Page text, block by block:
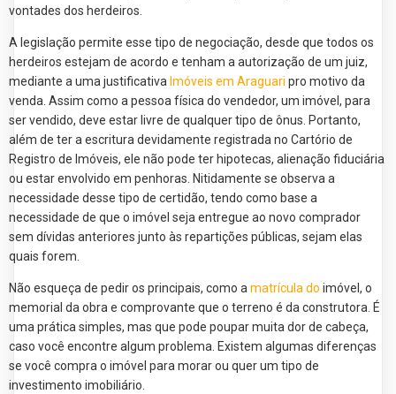
vontades dos herdeiros.
A legislação permite esse tipo de negociação, desde que todos os
herdeiros estejam de acordo e tenham a autorização de um juiz,
mediante a uma justificativa Imóveis em Araguari pro motivo da
venda. Assim como a pessoa física do vendedor, um imóvel, para
ser vendido, deve estar livre de qualquer tipo de ônus. Portanto,
além de ter a escritura devidamente registrada no Cartório de
Registro de Imóveis, ele não pode ter hipotecas, alienação fiduciária
ou estar envolvido em penhoras. Nitidamente se observa a
necessidade desse tipo de certidão, tendo como base a
necessidade de que o imóvel seja entregue ao novo comprador
sem dívidas anteriores junto às repartições públicas, sejam elas
quais forem.
Não esqueça de pedir os principais, como amatrícula do imóvel, o
memorial da obra e comprovante que o terreno é da construtora. É
uma prática simples, mas que pode poupar muita dor de cabeça,
caso você encontre algum problema. Existem algumas diferenças
se você compra o imóvel para morar ou quer um tipo de
investimento imobiliário.